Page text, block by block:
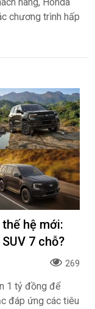
chương trình hấp
hệ mới:
7 chỗ?
269
1 tỷ đồng để
đáp ứng các tiêu